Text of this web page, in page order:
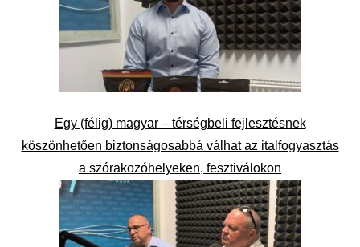
Egy (félig) magyar – térségbeli fejlesztésnek
köszönhetően biztonságosabbá válhat az italfogyasztás
a szórakozóhelyeken, fesztiválokon